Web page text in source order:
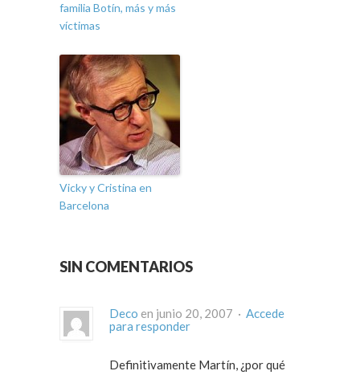
familia Botín, más y más
víctimas
Vicky y Cristina en
Barcelona
SIN COMENTARIOS
Deco en junio 20, 2007 · Accede
para responder
Definitivamente Martín, ¿por qué